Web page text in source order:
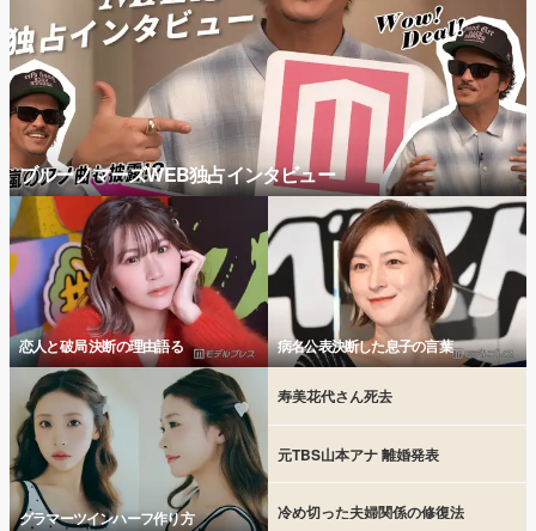
ブルーノマーズWEB独占インタビュー
恋人と破局 決断の理由語る 病名公表決断した息子の言葉
グラマーツインハーフ作り方
寿美花代さん死去
元TBS山本アナ 離婚発表
冷め切った夫婦関係の修復法